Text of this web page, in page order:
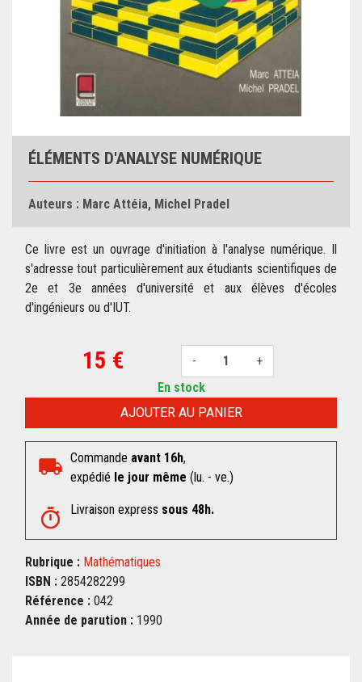
ÉLÉMENTS D'ANALYSE NUMÉRIQUE
Auteurs : Marc Attéia, Michel Pradel
Ce livre est un ouvrage d'initiation à l'analyse numérique. Il
s'adresse tout particulièrement aux étudiants scientifiques de
2e et 3e années d'université et aux élèves d'écoles
d'ingénieurs ou d'IUT.
15 € - +
AJOUTER AU PANIER
En stock
Commande avant 16h,
expédié le jour même (lu. - ve.)
Livraison express sous 48h.
Rubrique : Mathématiques
ISBN : 2854282299
Référence : 042
Année de parution : 1990